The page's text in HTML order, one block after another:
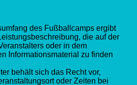
des Fußballcamps ergibt
die auf der
oder in dem
Informationsmaterial zu finden
behält sich das Recht vor,
oder Zeiten bei